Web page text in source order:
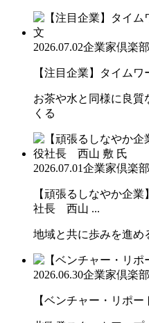
2026.07.02企業家倶楽
【注目企業】タイム
お茶や水と同様に良質
くる
2026.07.01企業家倶楽
【頑張るしなやか企
社長 西山 ...
地域と共に歩みを進め
2026.06.30企業家倶楽
【ベンチャー・リポー